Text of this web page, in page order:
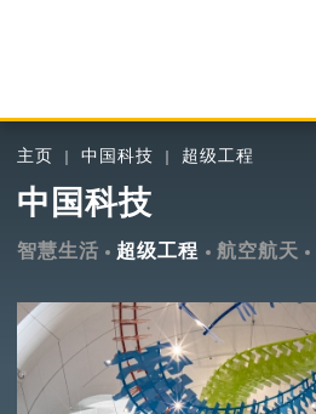
主页 中国科技 超级工程
中国科技
智慧生活 超级工程 航空航天